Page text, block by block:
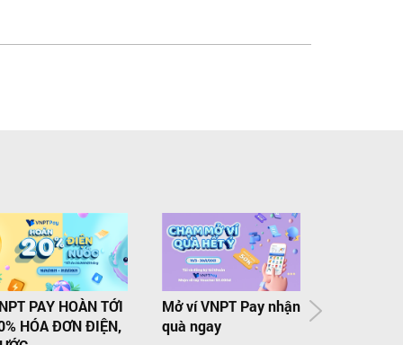
PAY HOÀN TỚI
HÓA ĐƠN ĐIỆN,
Mở ví VNPT Pay nhận
quà ngay